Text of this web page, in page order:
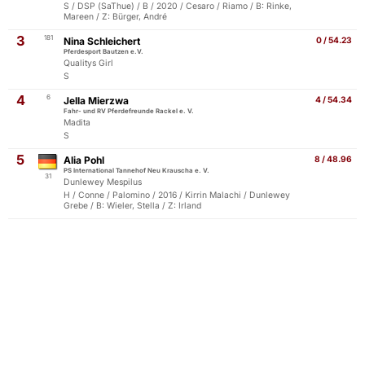
S / DSP (SaThue) / B / 2020 / Cesaro / Riamo / B: Rinke,
Mareen / Z: Bürger, André
3 181 0 / 54.23
Nina Schleichert
Pferdesport Bautzen e.V.
Qualitys Girl
S
4 6 4 / 54.34
Jella Mierzwa
Fahr- und RV Pferdefreunde Rackel e. V.
Madita
S
5
31
8 / 48.96
Alia Pohl
PS International Tannehof Neu Krauscha e. V.
Dunlewey Mespilus
H / Conne / Palomino / 2016 / Kirrin Malachi / Dunlewey
Grebe / B: Wieler, Stella / Z: Irland